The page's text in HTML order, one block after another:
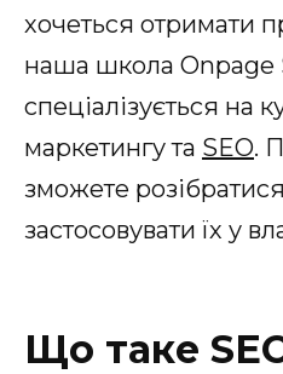
хочеться отримати
наша школа Onpage
спеціалізується на
маркетингу та SEO.
зможете
застосовувати їх у
Що таке